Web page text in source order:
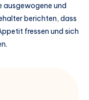
ausgewogene und
berichten, dass
fressen und sich